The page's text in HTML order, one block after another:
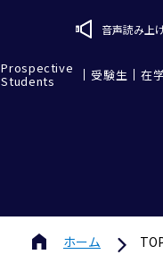
音声読み上
Prospective
Students 受験生 在
ホーム